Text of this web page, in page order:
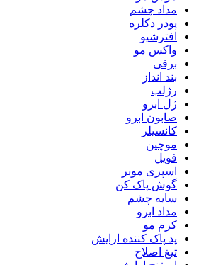
مداد چشم
پودر دکلره
افترشیو
واکس مو
برقی
بند انداز
رژلب
ژل ابرو
صابون ابرو
کانسیلر
موچین
فویل
اسپری موبر
گوش پاک کن
سایه چشم
مداد ابرو
کرم مو
پد پاک کننده ارایش
تیغ اصلاح